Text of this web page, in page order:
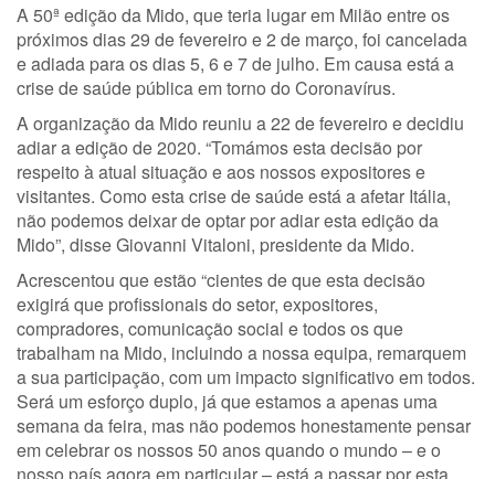
A 50ª edição da Mido, que teria lugar em Milão entre os
próximos dias 29 de fevereiro e 2 de março, foi cancelada
e adiada para os dias 5, 6 e 7 de julho. Em causa está a
crise de saúde pública em torno do Coronavírus.
A organização da Mido reuniu a 22 de fevereiro e decidiu
adiar a edição de 2020. “Tomámos esta decisão por
respeito à atual situação e aos nossos expositores e
visitantes. Como esta crise de saúde está a afetar Itália,
não podemos deixar de optar por adiar esta edição da
Mido”, disse Giovanni Vitaloni, presidente da Mido.
Acrescentou que estão “cientes de que esta decisão
exigirá que profissionais do setor, expositores,
compradores, comunicação social e todos os que
trabalham na Mido, incluindo a nossa equipa, remarquem
a sua participação, com um impacto significativo em todos.
Será um esforço duplo, já que estamos a apenas uma
semana da feira, mas não podemos honestamente pensar
em celebrar os nossos 50 anos quando o mundo – e o
nosso país agora em particular – está a passar por esta